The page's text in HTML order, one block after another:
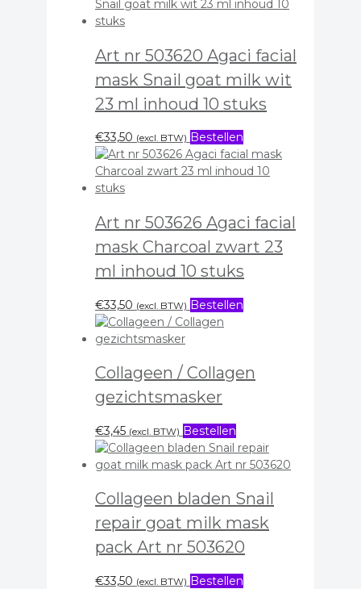
Art nr 503620 Agaci facial
mask Snail goat milk wit
23 ml inhoud 10 stuks
€33,50 (excl. BTW) Bestellen
Art nr 503626 Agaci facial
mask Charcoal zwart 23
ml inhoud 10 stuks
€33,50 (excl. BTW) Bestellen
Collageen / Collagen
gezichtsmasker
€3,45 (excl. BTW) Bestellen
Collageen bladen Snail
repair goat milk mask
pack Art nr 503620
€33,50 (excl. BTW) Bestellen